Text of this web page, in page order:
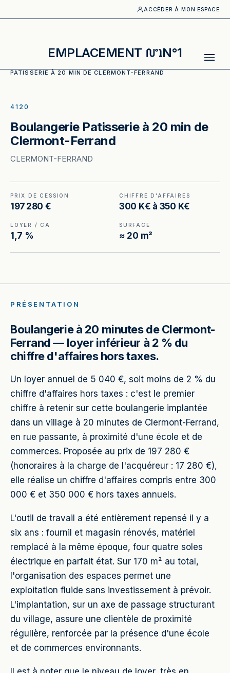
ACCÉDER À MON ESPACE
EMPLACEMENT N°1
PATISSERIE À 20 MIN DE CLERMONT-FERRAND
4120
Boulangerie Patisserie à 20 min de
Clermont-Ferrand
CLERMONT-FERRAND
PRIX DE CESSION
197 280 €
CHIFFRE D'AFFAIRES
300 K€ à 350 K€
LOYER / CA
1,7 %
SURFACE
≈ 20 m²
PRÉSENTATION
Boulangerie à 20 minutes de Clermont-
Ferrand — loyer inférieur à 2 % du
chiffre d'affaires hors taxes.
Un loyer annuel de 5 040 €, soit moins de 2 % du
chiffre d'affaires hors taxes : c'est le premier
chiffre à retenir sur cette boulangerie implantée
dans un village à 20 minutes de Clermont-Ferrand,
en rue passante, à proximité d'une école et de
commerces. Proposée au prix de 197 280 €
(honoraires à la charge de l'acquéreur : 17 280 €),
elle réalise un chiffre d'affaires compris entre 300
000 € et 350 000 € hors taxes annuels.
L'outil de travail a été entièrement repensé il y a
six ans : fournil et magasin rénovés, matériel
remplacé à la même époque, four quatre soles
électrique en parfait état. Sur 170 m² au total,
l'organisation des espaces permet une
exploitation fluide sans investissement à prévoir.
L'implantation, sur un axe de passage structurant
du village, assure une clientèle de proximité
régulière, renforcée par la présence d'une école
et de commerces environnants.